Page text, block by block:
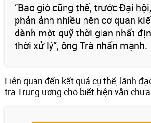
“Bao giờ cũng thế, trước Đại
phản ảnh nhiều nên cơ quan
dành một quỹ thời gian nhất
thời xử lý”, ông Trà nhấn mạnh.
Liên quan đến kết quả cụ thể, lãnh
tra Trung ương cho biết hiện vẫn